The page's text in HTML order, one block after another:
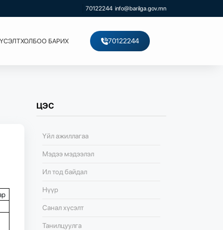
70122244 info@barilga.gov.mn
ХОЛБОО БАРИХ 70122244
ЦЭС
Үйл ажиллагаа
Мэдээ мэдээлэл
Ил тод байдал
Нүүр
Санал хүсэлт
Танилцуулга